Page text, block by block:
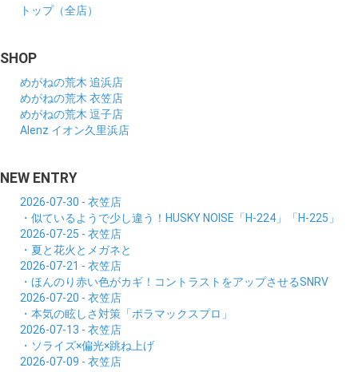
トップ（全店）
SHOP
めがねの荒木 追浜店
めがねの荒木 衣笠店
めがねの荒木 逗子店
Alenz イオン久里浜店
NEW ENTRY
2026-07-30 - 衣笠店
・似ているようで少し違う！HUSKY NOISE「H-224」「H-225」
2026-07-25 - 衣笠店
・夏と花火とメガネと
2026-07-21 - 衣笠店
・ほんのり赤い色がカギ！コントラストをアップさせるSNRV
2026-07-20 - 衣笠店
・本気の眩しさ対策「ポラマックスプロ」
2026-07-13 - 衣笠店
・ソライズ×偏光×跳ね上げ
2026-07-09 - 衣笠店